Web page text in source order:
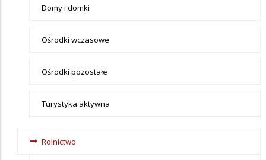
Domy i domki
Ośrodki wczasowe
Ośrodki pozostałe
Turystyka aktywna
Rolnictwo